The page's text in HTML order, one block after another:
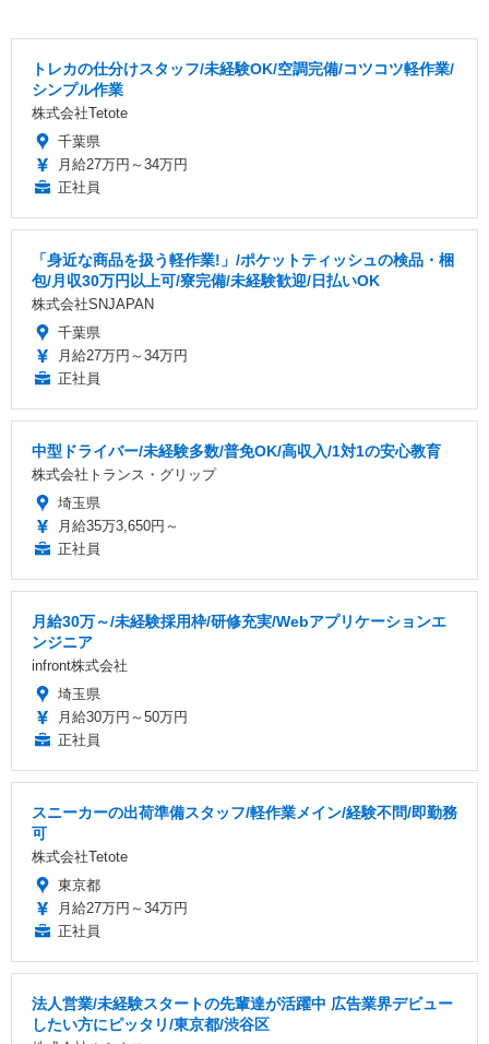
トレカの仕分けスタッフ/未経験OK/空調完備/コツコツ軽作業/
シンプル作業
株式会社Tetote
千葉県
月給27万円～34万円
正社員
「身近な商品を扱う軽作業!」/ポケットティッシュの検品・梱
包/月収30万円以上可/寮完備/未経験歓迎/日払いOK
株式会社SNJAPAN
千葉県
月給27万円～34万円
正社員
中型ドライバー/未経験多数/普免OK/高収入/1対1の安心教育
株式会社トランス・グリップ
埼玉県
月給35万3,650円～
正社員
月給30万～/未経験採用枠/研修充実/Webアプリケーションエ
ンジニア
infront株式会社
埼玉県
月給30万円～50万円
正社員
スニーカーの出荷準備スタッフ/軽作業メイン/経験不問/即勤務
可
株式会社Tetote
東京都
月給27万円～34万円
正社員
法人営業/未経験スタートの先輩達が活躍中 広告業界デビュー
したい方にピッタリ/東京都/渋谷区